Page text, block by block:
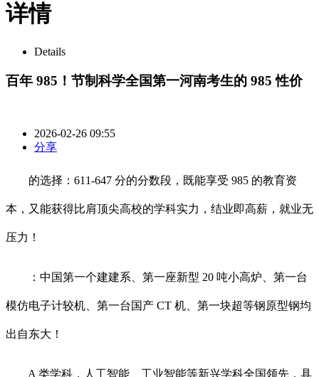
详情
Details
百年 985！节制科学全国第一河南考生的 985 性价
2026-02-26 09:55
分享
的选择：611-647 分的分数段，既能享受 985 的教育资
本，又能获得比肩顶尖高校的学科实力，结业即高薪，就业无
压力！
：中国第一个建建系、第一座新型 20 吨小高炉、第一台
模仿电子计较机、第一台国产 CT 机、第一块超等钢原型钢均
出自东大！
A 类学科，人工智能、工业智能等新兴学科全国领先，具